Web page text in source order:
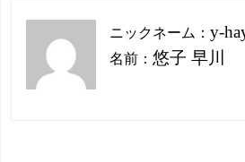
ニックネーム：y-
名前：悠子 早川